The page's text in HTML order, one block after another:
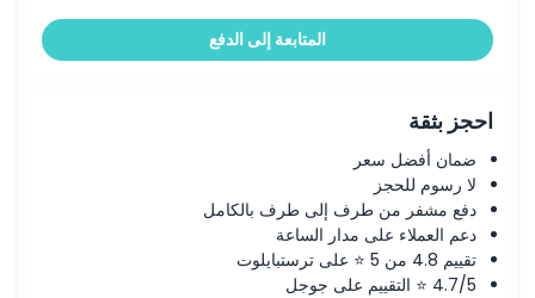
المتابعة إلى الدفع
احجز بثقة
ضمان أفضل سعر
لا رسوم للحجز
دفع مشفر من طرف إلى طرف بالكامل
دعم العملاء على مدار الساعة
تقييم 4.8 من 5 ⭐ على ترستبايلوت
4.7/5 ⭐ التقييم على جوجل